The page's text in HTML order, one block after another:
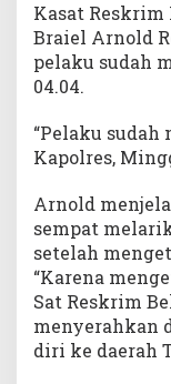
Kasat Reskrim
Braiel Arnold
pelaku sudah
04.04.
“Pelaku
Kapolres,
Arnold
sempat
setelah
“Karena
Sat Reskrim
menyerahkan
diri ke daerah